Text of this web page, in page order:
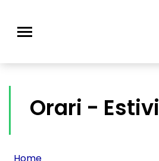
Orari - Estivi